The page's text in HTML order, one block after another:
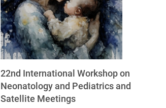
22nd International Workshop on
Neonatology and Pediatrics and
Satellite Meetings